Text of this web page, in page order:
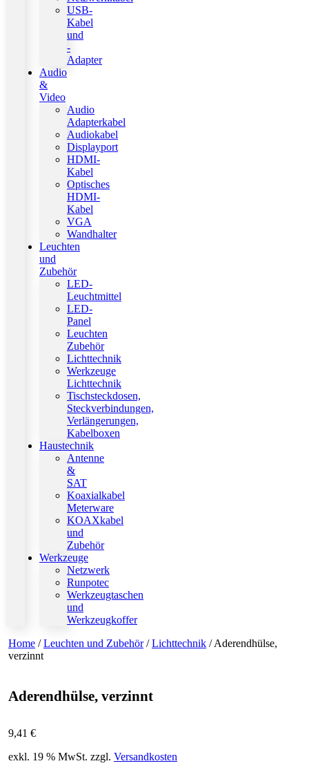
USB-
Kabel
und
-
Adapter
Audio
&
Video
Audio
Adapterkabel
Audiokabel
Displayport
HDMI-
Kabel
Optisches
HDMI-
Kabel
VGA
Wandhalter
Leuchten
und
Zubehör
LED-
Leuchtmittel
LED-
Panel
Leuchten
Zubehör
Lichttechnik
Werkzeuge
Lichttechnik
Tischsteckdosen,
Steckverbindungen,
Verlängerungen,
Kabelboxen
Haustechnik
Antenne
&
SAT
Koaxialkabel
Meterware
KOAXkabel
und
Zubehör
Werkzeuge
Netzwerk
Runpotec
Werkzeugtaschen
und
Werkzeugkoffer
Home /Leuchten und Zubehör/Lichttechnik / Aderendhülse,
verzinnt
Aderendhülse, verzinnt
9,41 €
exkl. 19 % MwSt. zzgl. Versandkosten